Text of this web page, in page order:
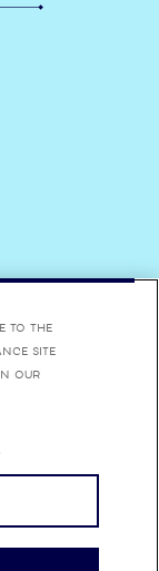
SAPPHIRE
MARKEN.
VON ALKOHOL UNTER:
to the
site
our